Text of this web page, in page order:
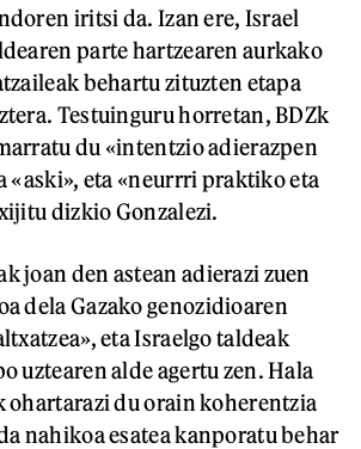
iritsi da. Izan ere, Israel
parte hartzearen aurkako
behartu zituzten etapa
Testuinguru horretan, BDZk
du «intentzio adierazpen
«aski», eta «neurrri praktiko eta
dizkio Gonzalezi.
joan den astean adierazi zuen
dela Gazako genozidioaren
eta Israelgo taldeak
uztearen alde agertu zen. Hala
ohartarazi du orain koherentzia
nahikoa esatea kanporatu behar